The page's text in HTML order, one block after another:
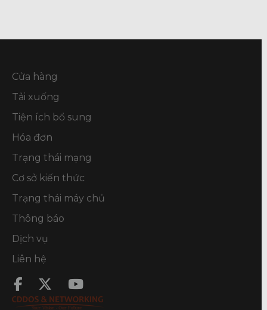
Cửa hàng
Tải xuống
Tiện ích bổ sung
Hóa đơn
Trạng thái mạng
Cơ sở kiến thức
Trạng thái máy chủ
Thông báo
Dịch vụ
Liên hệ